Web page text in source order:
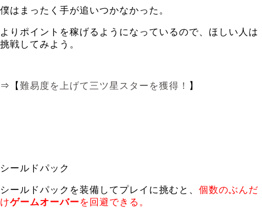
僕はまったく手が追いつかなかった。
よりポイントを稼げるようになっているので、ほしい人は
挑戦してみよう。
⇒【 難易度を上げて三ツ星スターを獲得！ 】
シールドパック
シールドパックを装備してプレイに挑むと、 個数のぶんだ
けゲームオーバーを回避できる。